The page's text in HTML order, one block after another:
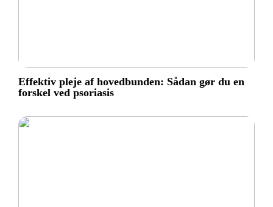
Effektiv pleje af hovedbunden: Sådan gør du en
forskel ved psoriasis